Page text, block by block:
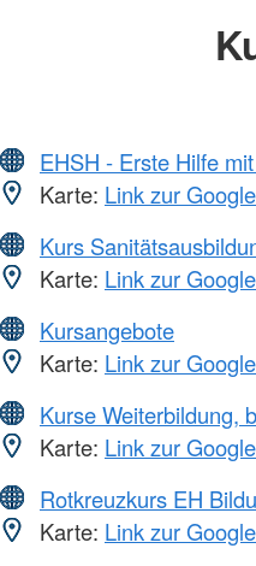
EHSH - Erste Hilfe
Karte: Link zur
Kurs
Karte: Link zur
Kursangebote
Karte: Link zur
Kurse Weiterbildung,
Karte: Link zur
Rotkreuzkurs EH
Karte: Link zur